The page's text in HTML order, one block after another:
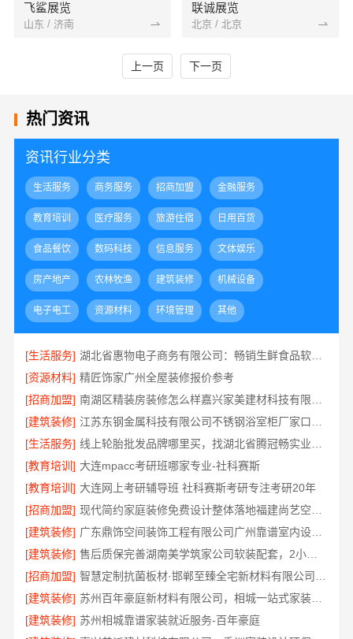
飞鲨展览
山东 / 济南
联诚展览
北京 / 北京
上一页 下一页
热门资讯
资讯行业分类
生活服务 商务服务 招商加盟 金融服务
教育培训 医疗服务 旅游住宿 日用百货
食品餐饮 数码科技 信息服务 文体娱乐
房产地产 农林牧渔 建筑装修 机械设备
电子电工 资源材料 环境管理 其他
[生活服务]
湖北省惠物电子商务有限公司：畅销生鲜食品软件功能
[资源材料] 精匠饰家广州全屋装修报价参考
[招商加盟]
[建筑装修]
[生活服务]
[教育培训] 大连mpacc考研班哪家专业-社科赛斯
[教育培训] 大连网上考研辅导班 社科赛斯考研专注考研20年
[招商加盟]
[建筑装修]
广东鼎饰空间装饰工程有限公司广州靠谱室内设计服务
[建筑装修]
售后质保完善湖南美学筑家公司软装配套，2小时响应更安心
[招商加盟]
[建筑装修]
苏州百年豪庭新材料有限公司，相城一站式家装设计多少钱拎包入住
[建筑装修] 苏州相城靠谱家装就近服务-百年豪庭